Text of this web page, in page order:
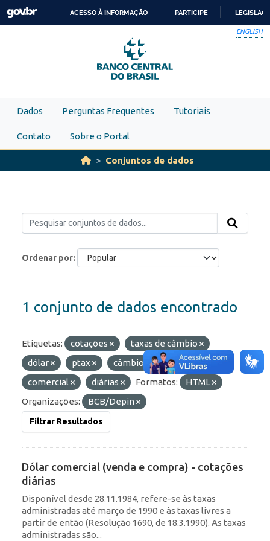
Skip to main content
PARA
O
CONTEÚDO
ACESSO À INFORMAÇÃO PARTICIPE
ENGLISH
Dados Perguntas Frequentes Tutoriais
Contato Sobre o Portal
Conjuntos de dados
Ordenar por
1 conjunto de dados encontrado
Etiquetas: cotações
taxas de câmbio
dólar
ptax câmbio
taxas
comercial
diárias Formatos:
HTML
Organizações:
BCB/Depin
Filtrar Resultados
Dólar comercial (venda e compra) - cotações
diárias
Disponível desde 28.11.1984, refere-se às taxas
administradas até março de 1990 e às taxas livres a
partir de então (Resolução 1690, de 18.3.1990). As taxas
administradas são...